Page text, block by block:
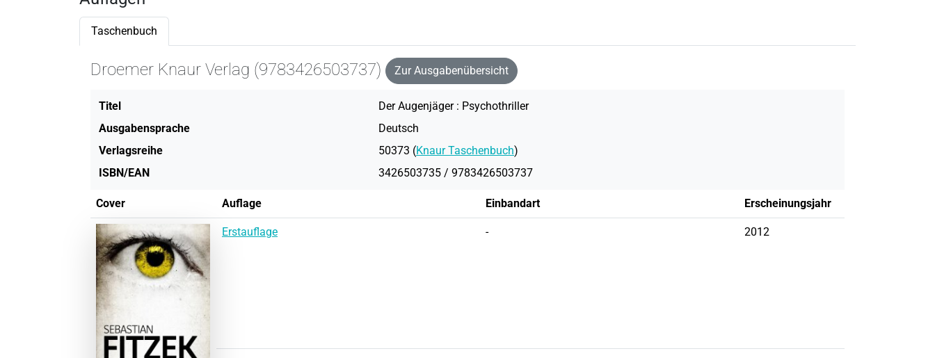
Taschenbuch
Droemer Knaur Verlag (9783426503737) Zur Ausgabenübersicht
Titel
Der Augenjäger : Psychothriller
Ausgabensprache
Deutsch
Verlagsreihe
50373 (Knaur Taschenbuch)
ISBN/EAN
3426503735 / 9783426503737
Cover Auflage Einbandart Erscheinungsjahr
Erstauflage - 2012